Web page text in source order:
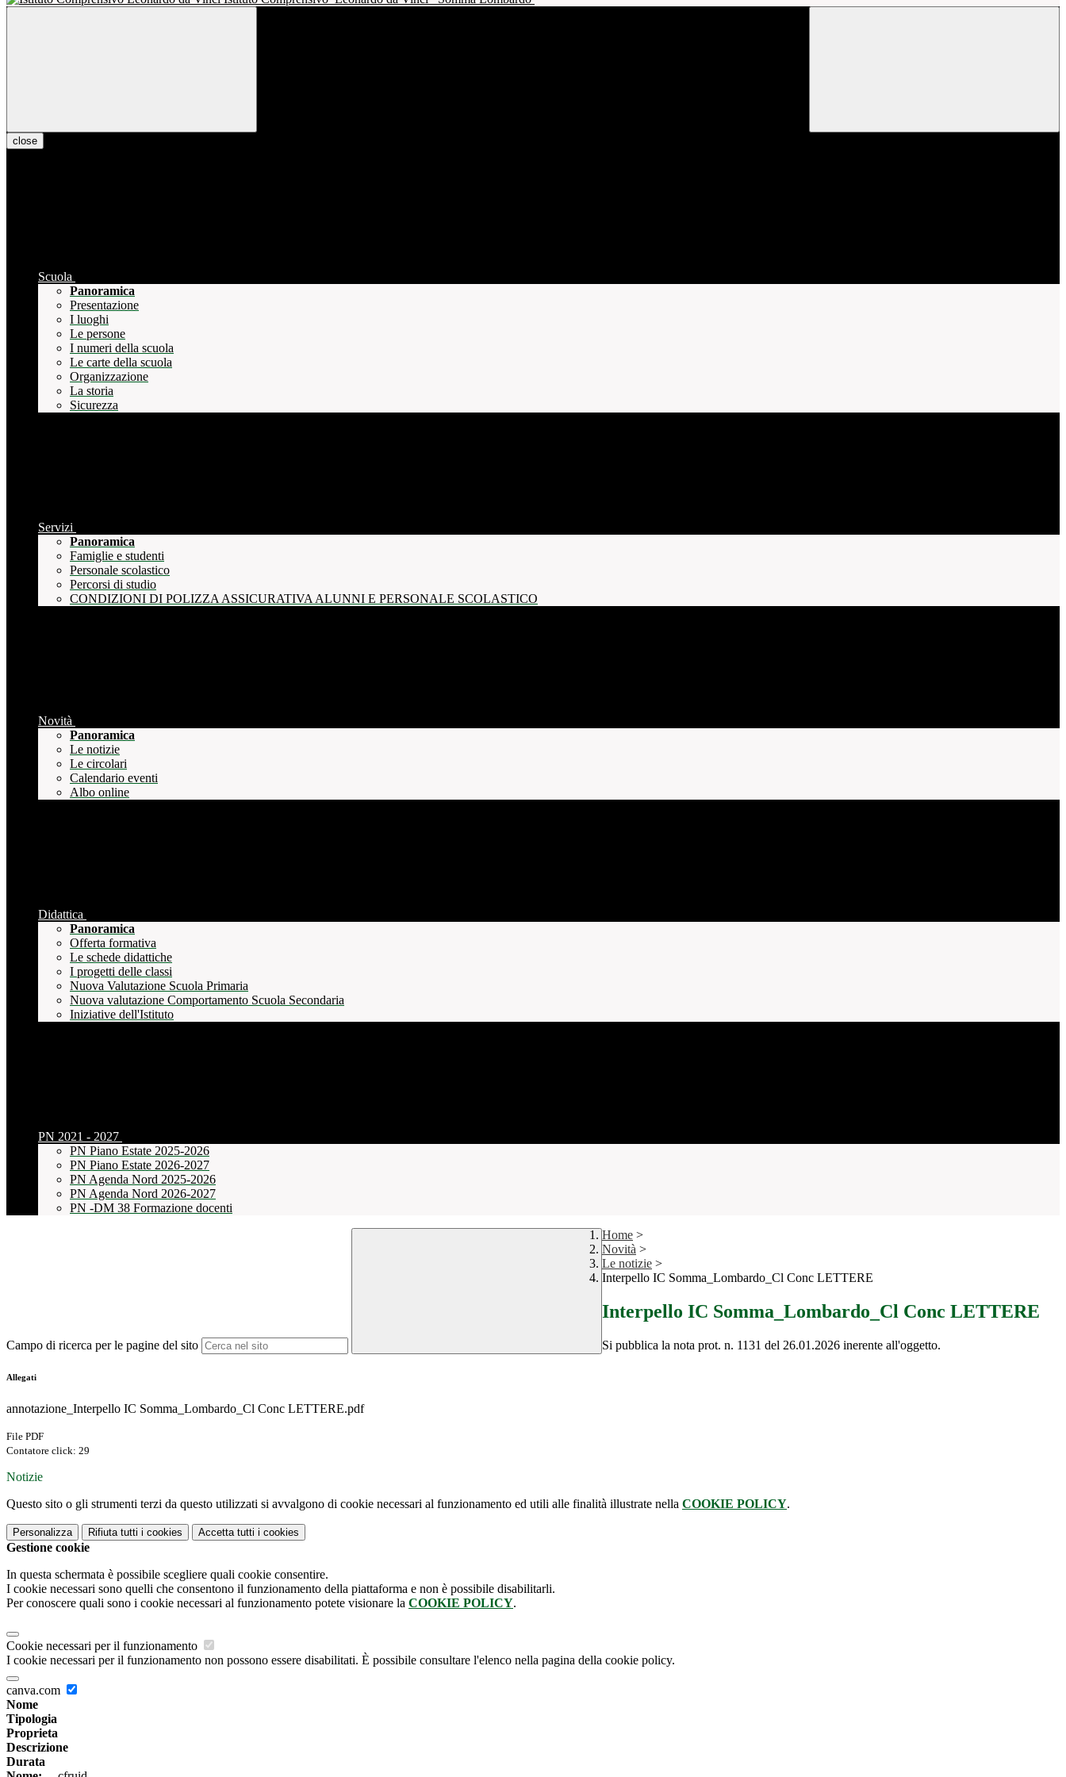
close
Scuola
Panoramica
Presentazione
I luoghi
Le persone
I numeri della scuola
Le carte della scuola
Organizzazione
La storia
Sicurezza
Servizi
Panoramica
Famiglie e studenti
Personale scolastico
Percorsi di studio
CONDIZIONI DI POLIZZA ASSICURATIVA ALUNNI E PERSONALE SCOLASTICO
Novità
Panoramica
Le notizie
Le circolari
Calendario eventi
Albo online
Didattica
Panoramica
Offerta formativa
Le schede didattiche
I progetti delle classi
Nuova Valutazione Scuola Primaria
Nuova valutazione Comportamento Scuola Secondaria
Iniziative dell'Istituto
PN 2021 - 2027
PN Piano Estate 2025-2026
PN Piano Estate 2026-2027
PN Agenda Nord 2025-2026
PN Agenda Nord 2026-2027
PN -DM 38 Formazione docenti
Campo di ricerca per le pagine del sito
Home >
Novità >
Le notizie >
Interpello IC Somma_Lombardo_Cl Conc LETTERE
Interpello IC Somma_Lombardo_Cl Conc LETTERE
Si pubblica la nota prot. n. 1131 del 26.01.2026 inerente all'oggetto.
Allegati
annotazione_Interpello IC Somma_Lombardo_Cl Conc LETTERE.pdf
File PDF
Contatore click: 29
Notizie
Questo sito o gli strumenti terzi da questo utilizzati si avvalgono di cookie necessari al funzionamento ed utili alle finalità illustrate nella COOKIE POLICY.
Personalizza Rifiuta tutti i cookies Accetta tutti i cookies
Gestione cookie
In questa schermata è possibile scegliere quali cookie consentire.
I cookie necessari sono quelli che consentono il funzionamento della piattaforma e non è possibile disabilitarli.
Per conoscere quali sono i cookie necessari al funzionamento potete visionare la COOKIE POLICY.
Cookie necessari per il funzionamento
I cookie necessari per il funzionamento non possono essere disabilitati. È possibile consultare l'elenco nella pagina della cookie policy.
canva.com
Nome
Tipologia
Proprieta
Descrizione
Durata